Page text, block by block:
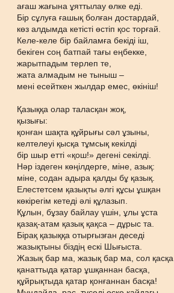
ағаш жағына ұяттылау өлке еді.
Бір сұлуға ғашық болған достардай,
көз алдымда кетісті өстіп қос торғай.
Келе-келе бір байламға бекіді іш,
бекіген соң батпай тағы еңбекке,
жарытпадым терлеп те,
жата алмадым не тыныш –
мені есейткен жылдар емес, өкініш!
Қазыққа олар таласқан жоқ,
қызығы:
қонған шақта құйрығы сәл ұзыны,
келтелеуі қысқа тұмсық кекілді
бір шыр етті «қош!» дегені секілді.
Нәр іздеген көңілдерге, міне, азық:
міне, содан адыра қалды бұ қазық.
Елестетсем қазықты әлгі құсы ұшқан
көкірегім кетеді әлі құлазып.
Құлын, бұзау байлау үшін, ұлы ұста
қазақ-атам қазық қақса – дұрыс та.
Бірақ қазыққа отырғызған деседі
жазықтыны біздің ескі Шығыста.
Жазық бар ма, жазық бар ма, сол қасқа
қанаттыда қатар ұшқаннан басқа,
құйрықтыда қатар қонғаннан басқа!